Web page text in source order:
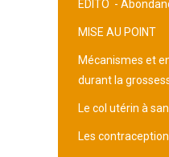
EDITO -
MISE AU POINT
Mécanismes et
durant la
Le col utérin à
Les